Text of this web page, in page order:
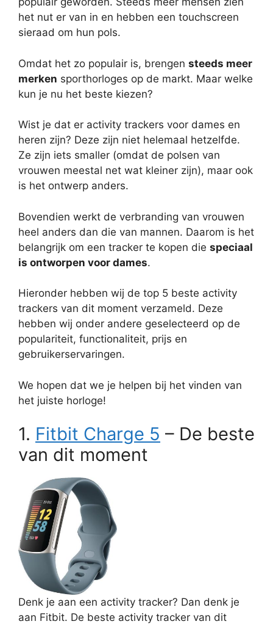
het nut er van in en hebben een touchscreen
sieraad om hun pols.
Omdat het zo populair is, brengen steeds meer
merken sporthorloges op de markt. Maar welke
kun je nu het beste kiezen?
Wist je dat er activity trackers voor dames en
heren zijn? Deze zijn niet helemaal hetzelfde.
Ze zijn iets smaller (omdat de polsen van
vrouwen meestal net wat kleiner zijn), maar ook
is het ontwerp anders.
Bovendien werkt de verbranding van vrouwen
heel anders dan die van mannen. Daarom is het
belangrijk om een tracker te kopen die speciaal
is ontworpen voor dames.
Hieronder hebben wij de top 5 beste activity
trackers van dit moment verzameld. Deze
hebben wij onder andere geselecteerd op de
populariteit, functionaliteit, prijs en
gebruikerservaringen.
We hopen dat we je helpen bij het vinden van
het juiste horloge!
1. Fitbit Charge 5 – De beste
van dit moment
Denk je aan een activity tracker? Dan denk je
aan Fitbit. De beste activity tracker van dit